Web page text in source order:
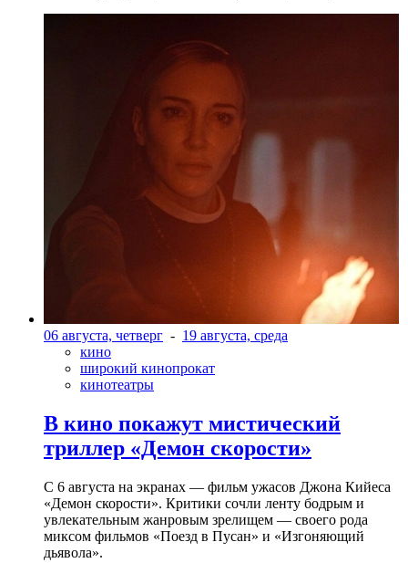
06 августа, четверг - 19 августа, среда
кино
широкий кинопрокат
кинотеатры
В кино покажут мистический
триллер «Демон скорости»
С 6 августа на экранах — фильм ужасов Джона Кийеса
«Демон скорости». Критики сочли ленту бодрым и
увлекательным жанровым зрелищeм — своего рода
миксом фильмов «Поезд в Пусан» и «Изгоняющий
дьявола».